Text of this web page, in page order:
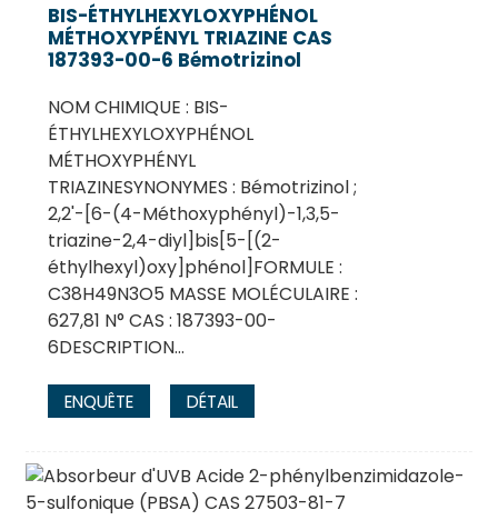
BIS-ÉTHYLHEXYLOXYPHÉNOL
MÉTHOXYPÉNYL TRIAZINE CAS
187393-00-6 Bémotrizinol
NOM CHIMIQUE : BIS-
ÉTHYLHEXYLOXYPHÉNOL
MÉTHOXYPHÉNYL
TRIAZINESYNONYMES : Bémotrizinol ;
2,2'-[6-(4-Méthoxyphényl)-1,3,5-
triazine-2,4-diyl]bis[5-[(2-
éthylhexyl)oxy]phénol]FORMULE :
C38H49N3O5 MASSE MOLÉCULAIRE :
627,81 N° CAS : 187393-00-
6DESCRIPTION…
ENQUÊTE DÉTAIL